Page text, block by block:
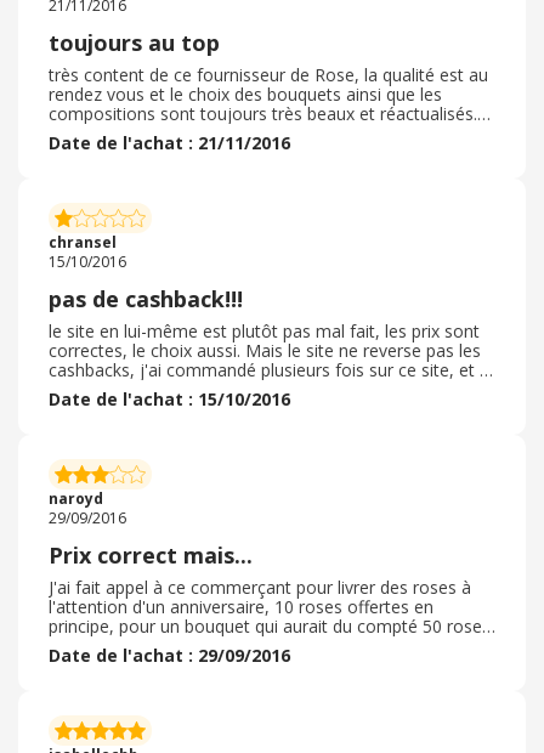
21/11/2016
toujours au top
très content de ce fournisseur de Rose, la qualité est au
rendez vous et le choix des bouquets ainsi que les
compositions sont toujours très beaux et réactualisés.
je conseil ce marchand qui reste à mon gout le top des
marchants de roses en ligne ou en boutique.
Date de l'achat : 21/11/2016
chransel
15/10/2016
pas de cashback!!!
le site en lui-même est plutôt pas mal fait, les prix sont
correctes, le choix aussi. Mais le site ne reverse pas les
cashbacks, j'ai commandé plusieurs fois sur ce site, et à
chaque fois mon cashback est invalidé!!! donc, tenez-en
compte... . très déçu
Date de l'achat : 15/10/2016
naroyd
29/09/2016
Prix correct mais...
J'ai fait appel à ce commerçant pour livrer des roses à
l'attention d'un anniversaire, 10 roses offertes en
principe, pour un bouquet qui aurait du compté 50 roses,
or apparemment le compte n'y était pas, donc un bémol
pour la confiance à l'attention de ce site.
Date de l'achat : 29/09/2016